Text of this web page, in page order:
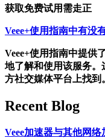
获取免费试用需走正
Veee+使用指南中有没
Veee+使用指南中提供
地了解和使用该服务。
方社交媒体平台上找到
Recent Blog
Veee加速器与其他网